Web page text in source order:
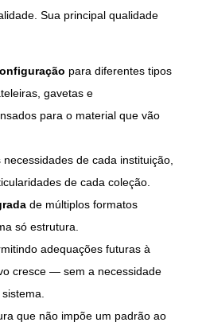
Sua principal qualidade
para diferentes tipos
gavetas e
para o material que vão
necessidades de cada instituição,
de cada coleção.
de múltiplos formatos
só estrutura.
adequações futuras à
cresce — sem a necessidade
que não impõe um padrão ao